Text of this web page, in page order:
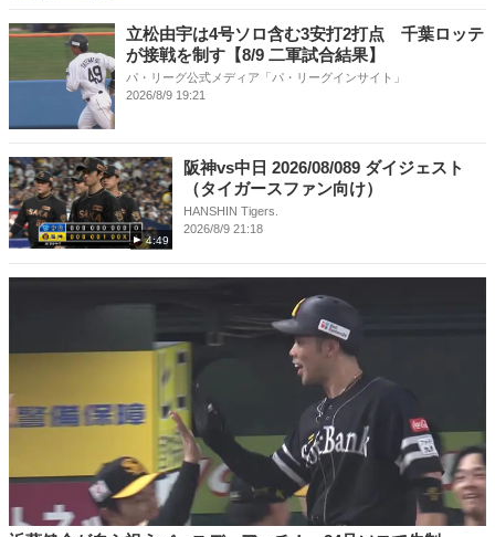
立松由宇は4号ソロ含む3安打2打点 千葉ロッテ
が接戦を制す【8/9 二軍試合結果】
パ・リーグ公式メディア「パ・リーグインサイト」
2026/8/9 19:21
4:49
阪神vs中日 2026/08/089 ダイジェスト
（タイガースファン向け）
HANSHIN Tigers.
2026/8/9 21:18